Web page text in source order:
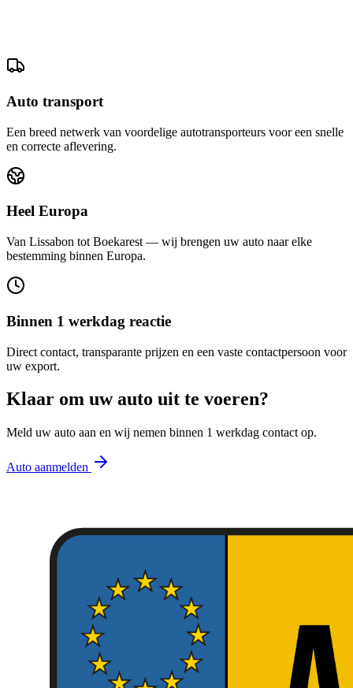
Auto transport
Een breed netwerk van voordelige autotransporteurs voor een snelle
en correcte aflevering.
Heel Europa
Van Lissabon tot Boekarest — wij brengen uw auto naar elke
bestemming binnen Europa.
Binnen 1 werkdag reactie
Direct contact, transparante prijzen en een vaste contactpersoon voor
uw export.
Klaar om uw auto uit te voeren?
Meld uw auto aan en wij nemen binnen 1 werkdag contact op.
Auto aanmelden